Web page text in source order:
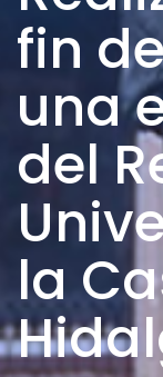
fin
una
del
la